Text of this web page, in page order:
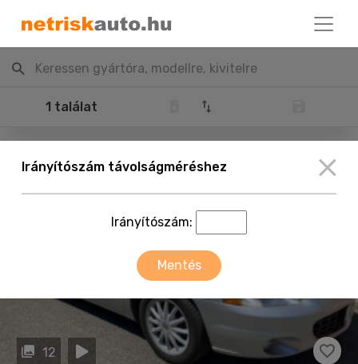
Keressen gyártóra, modellre, kivitelre
1 találat
12
Irányítószám távolságméréshez
Irányítószám:
Mentés